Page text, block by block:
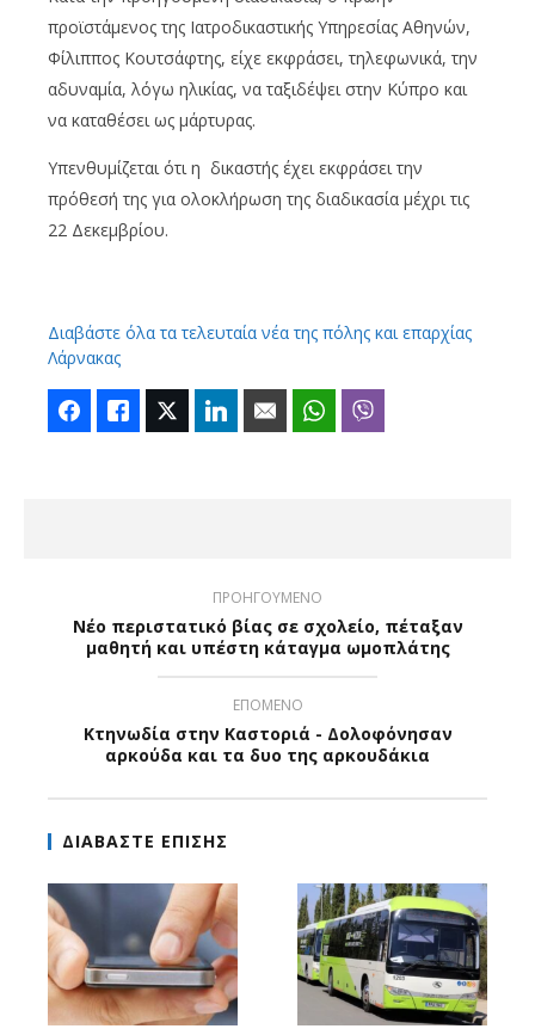
προϊστάμενος της Ιατροδικαστικής Υπηρεσίας Αθηνών,
Φίλιππος Κουτσάφτης, είχε εκφράσει, τηλεφωνικά, την
αδυναμία, λόγω ηλικίας, να ταξιδέψει στην Κύπρο και
να καταθέσει ως μάρτυρας.
Υπενθυμίζεται ότι η δικαστής έχει εκφράσει την
πρόθεσή της για ολοκλήρωση της διαδικασία μέχρι τις
22 Δεκεμβρίου.
Διαβάστε όλα τα τελευταία νέα της πόλης και επαρχίας
Λάρνακας
FacebookLike Twitter LinkedIn Email WhatsApp
ΠΡΟΗΓΟΥΜΕΝΟ
Νέο περιστατικό βίας σε σχολείο, πέταξαν
μαθητή και υπέστη κάταγμα ωμοπλάτης
ΕΠΟΜΕΝΟ
Κτηνωδία στην Καστοριά - Δολοφόνησαν
αρκούδα και τα δυο της αρκουδάκια
ΔΙΑΒΑΣΤΕ ΕΠΙΣΗΣ